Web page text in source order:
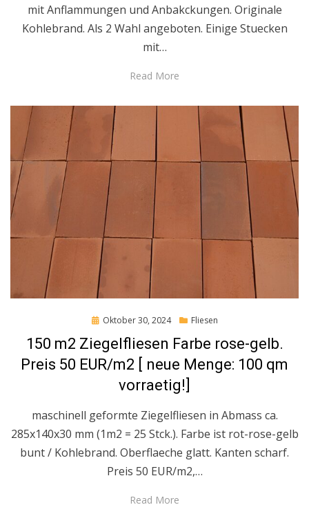
mit Anflammungen und Anbakckungen. Originale
Kohlebrand. Als 2 Wahl angeboten. Einige Stuecken
mit…
Read More
Posted
Oktober 30, 2024 Fliesen
150 m2 Ziegelfliesen Farbe rose-gelb.
Preis 50 EUR/m2 [ neue Menge: 100 qm
vorraetig!]
maschinell geformte Ziegelfliesen in Abmass ca.
285x140x30 mm (1m2 = 25 Stck.). Farbe ist rot-rose-gelb
bunt / Kohlebrand. Oberflaeche glatt. Kanten scharf.
Preis 50 EUR/m2,…
Read More